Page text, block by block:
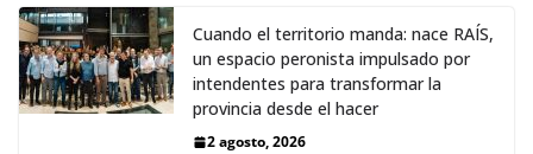
Cuando el territorio manda: nace RAÍS,
un espacio peronista impulsado por
intendentes para transformar la
provincia desde el hacer
2 agosto, 2026